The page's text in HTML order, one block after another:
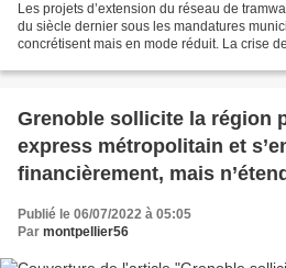
Les projets d’extension du réseau de
du siècle dernier sous les mandatures
concrétisent mais en mode réduit. La crise
Grenoble sollicite la région
express métropolitain et
financièrement, mais
Publié le 06/07/2022 à 05:05
Par montpellier56